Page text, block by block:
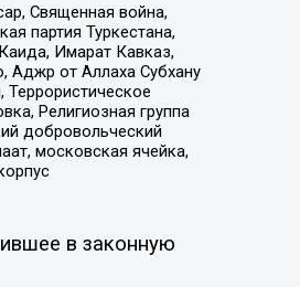
Священная война,
партия Туркестана,
Имарат Кавказ,
Аджр от Аллаха Субхану
Религиозная группа
добровольческий
московская ячейка,
в законную